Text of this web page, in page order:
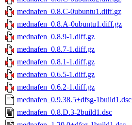
mednafen_0.8.C-0ubuntu1.diff.gz
mednafen_0.8.A-0ubuntu1.diff.gz
mednafen_0.8.9-1.diff.gz
mednafen_0.8.7-1.diff.gz
mednafen_0.8.1-1.diff.gz
mednafen_0.6.5-1.diff.gz
mednafen_0.6.2-1.diff.gz
mednafen_0.9.38.5+dfsg-1build1.dsc
mednafen_0.8.D.3-2build1.dsc